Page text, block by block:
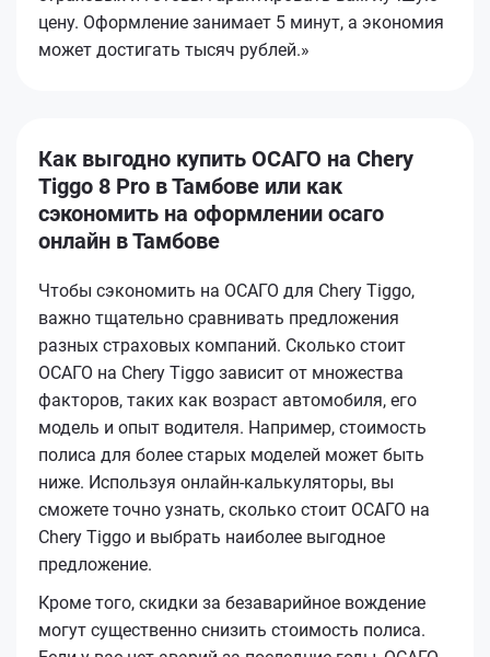
цену. Оформление занимает 5 минут, а экономия
может достигать тысяч рублей.»
Как выгодно купить ОСАГО на Chery
Tiggo 8 Pro в Тамбове или как
сэкономить на оформлении осаго
онлайн в Тамбове
Чтобы сэкономить на ОСАГО для Chery Tiggo,
важно тщательно сравнивать предложения
разных страховых компаний. Сколько стоит
ОСАГО на Chery Tiggo зависит от множества
факторов, таких как возраст автомобиля, его
модель и опыт водителя. Например, стоимость
полиса для более старых моделей может быть
ниже. Используя онлайн-калькуляторы, вы
сможете точно узнать, сколько стоит ОСАГО на
Chery Tiggo и выбрать наиболее выгодное
предложение.
Кроме того, скидки за безаварийное вождение
могут существенно снизить стоимость полиса.